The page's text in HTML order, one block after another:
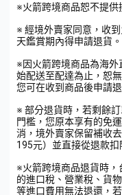
殊材質，表面光滑細膩，
掌控遊戲戰局。採用精緻
同時，這款滑鼠墊還具有
能輕鬆擦拭乾淨，保持
境廠商提供，產品資訊部
※火箭跨境商品恕不提供
※ 經境外賣家同意，收
天鑑賞期內得申請退貨。
※因火箭跨境商品為海外
始配送至配達為止，恕
您可在收到商品後申請退
※ 部分退貨時，若剩餘
門檻，您原本享有的免
消，境外賣家保留補收
195元）並直接從退款扣
※火箭跨境商品退貨時，
的進口稅、營業稅、貨
等進口費用無法退還，